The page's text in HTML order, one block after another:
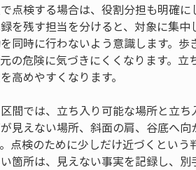
点検する場合は、役割分担も明確
を残す担当を分けると、対象に集
同時に行わないよう意識します。
の危険に気づきにくくなります。
高めやすくなります。
間では、立ち入り可能な場所と立
見えない場所、斜面の肩、谷底へ
点検のために少しだけ近づくとい
箇所は、見えない事実を記録し、別